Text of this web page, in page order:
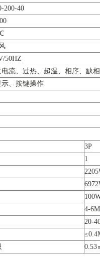
200-40
50HZ
电流、过热、超温、相序、缺
、按键操作
3P
1
4-6M
20-
0.53